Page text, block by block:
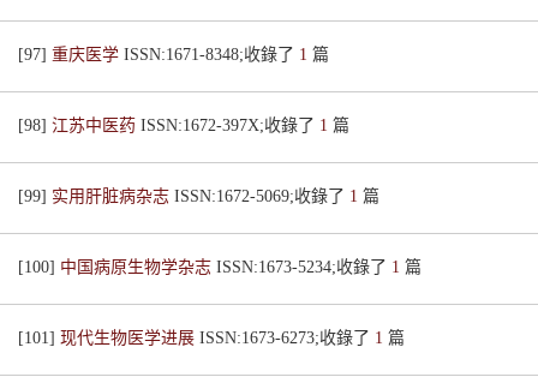
[97] 重庆医学 ISSN:1671-8348;收錄了 1 篇
[98] 江苏中医药 ISSN:1672-397X;收錄了 1 篇
[99] 实用肝脏病杂志 ISSN:1672-5069;收錄了 1 篇
[100] 中国病原生物学杂志 ISSN:1673-5234;收錄了 1 篇
[101] 现代生物医学进展 ISSN:1673-6273;收錄了 1 篇